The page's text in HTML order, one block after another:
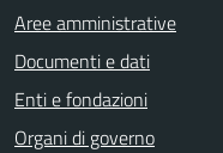
Aree amministrative
Documenti e dati
Enti e fondazioni
Organi di governo